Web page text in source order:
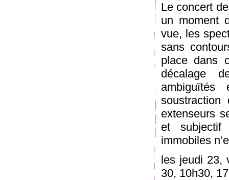
Le concert
un moment
vue, les
sans
place dans
décalage
soustraction
extenseurs
et subjectif
immobiles
les jeudi 23,
30, 10h30,